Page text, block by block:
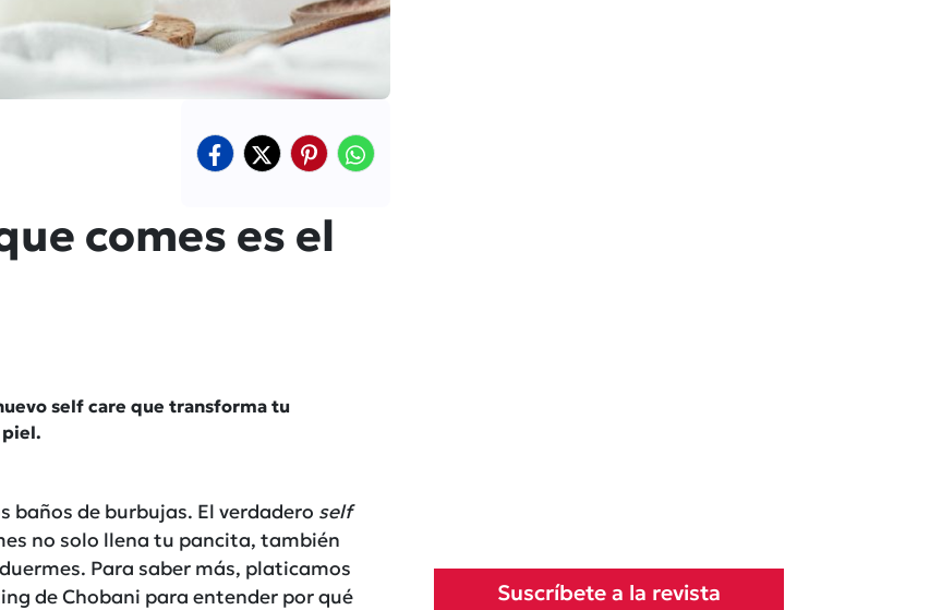
comes es el
self care que transforma tu
piel.
baños de burbujas. El verdadero self
no solo llena tu pancita, también
Para saber más, platicamos
de Chobani para entender por qué
Suscríbete a la revista